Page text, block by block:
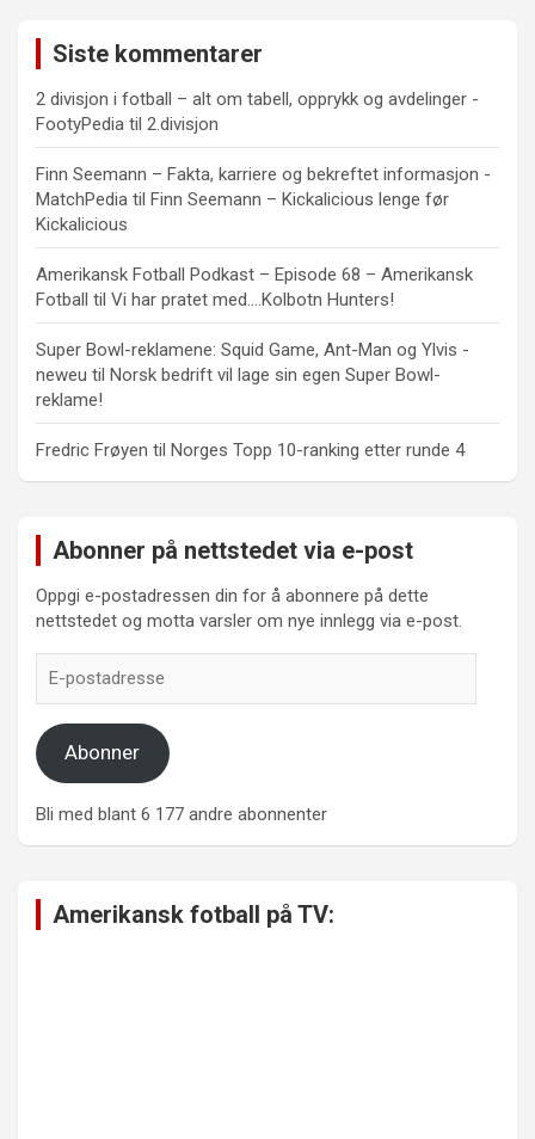
Siste kommentarer
2 divisjon i fotball – alt om tabell, opprykk og avdelinger -
FootyPedia til 2.divisjon
Finn Seemann – Fakta, karriere og bekreftet informasjon -
MatchPedia til Finn Seemann – Kickalicious lenge før
Kickalicious
Amerikansk Fotball Podkast – Episode 68 – Amerikansk
Fotball til Vi har pratet med….Kolbotn Hunters!
Super Bowl-reklamene: Squid Game, Ant-Man og Ylvis -
neweu til Norsk bedrift vil lage sin egen Super Bowl-
reklame!
Fredric Frøyen til Norges Topp 10-ranking etter runde 4
Abonner på nettstedet via e-post
Oppgi e-postadressen din for å abonnere på dette
nettstedet og motta varsler om nye innlegg via e-post.
postadresse
Abonner
Bli med blant 6 177 andre abonnenter
Amerikansk fotball på TV: